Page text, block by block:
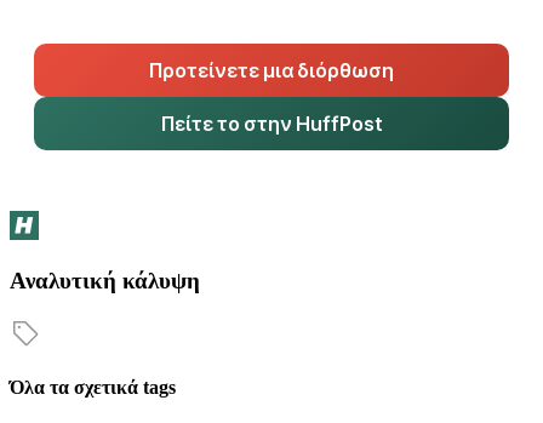
Προτείνετε μια διόρθωση
Πείτε το στην HuffPost
Αναλυτική κάλυψη
Όλα τα σχετικά tags